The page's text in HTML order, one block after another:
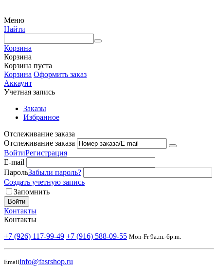
Меню
Найти
Корзина
Корзина
Корзина пуста
Корзина Оформить заказ
Аккаунт
Учетная запись
Заказы
Избранное
Отслеживание заказа
Отслеживание заказа
ВойтиРегистрация
E-mail
ПарольЗабыли пароль?
Создать учетную запись
Запомнить
Войти
Контакты
Контакты
+7 (926) 117-99-49 +7 (916) 588-09-55 Mon-Fr 9a.m.-6p.m.
Emailinfo@fasrshop.ru